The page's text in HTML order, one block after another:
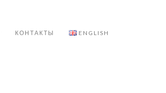
КОНТАКТЫ ENGLISH